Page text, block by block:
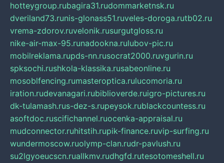
hotteygroup.rubagira31.rudommarketnsk.ru
dveriland73.runis-glonass51.ruveles-doroga.rutb02.ru
vrema-zdorov.ruvelonik.rusurgutgloss.ru
nike-air-max-95.runadookna.rulubov-pic.ru
mobilreklama.rupds-nn.rusocrat2000.ruvgurin.ru
spksochi.rushkola-klassika.rusabeonline.ru
mosoblfencing.rumasteroptica.rulucomoria.ru
iration.rudevanagari.rubiblioverde.ruigro-pictures.ru
dk-tulamash.rus-dez-s.rupeysok.rublackcountess.ru
asoftdoc.ruscifichannel.ruocenka-appraisal.ru
mudconnector.ruhitstih.rupik-finance.ruvip-surfing.ru
wundermoscow.ruolymp-clan.rudr-pavlush.ru
su2lgyoeucscn.ruallkmv.rudhgfd.rutesotomeshell.ru